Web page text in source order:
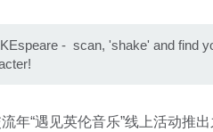
- scan, 'shake' and find
年“遇见英伦音乐”线上活动推